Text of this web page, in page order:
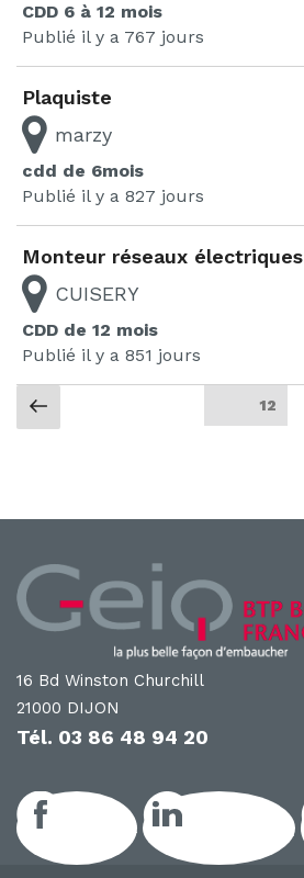
CDD 6 à 12 mois
Publié il y a 767 jours
Plaquiste
marzy
cdd de 6mois
Publié il y a 827 jours
Monteur réseaux électriques
CUISERY
CDD de 12 mois
Publié il y a 851 jours
Page
précédente
Page12
16 Bd Winston Churchill
21000 DIJON
Tél. 03 86 48 94 20
Facebook LinkedIn GEIQ